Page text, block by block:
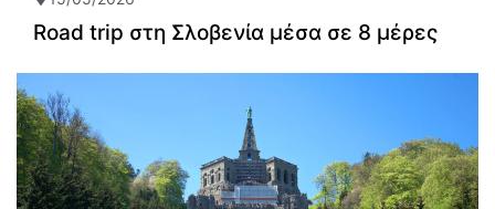
Road trip στη Σλοβενία μέσα σε 8 μέρες